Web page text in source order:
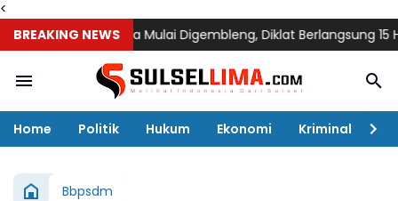
<
BREAKING NEWS
Bulukumba Mulai Digembleng, Diklat Berlangsung 15 Hari
Home Politik Hukum Ekonomi Kriminal
Bbpsdm